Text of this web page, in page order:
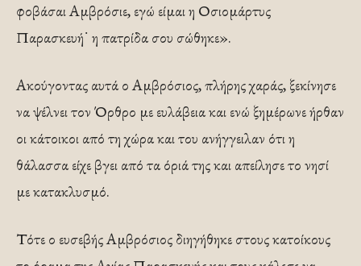
φοβάσαι Αμβρόσιε, εγώ είμαι η Οσιομάρτυς
Παρασκευή˙ η πατρίδα σου σώθηκε».
Ακούγοντας αυτά ο Αμβρόσιος, πλήρης χαράς, ξεκίνησε
να ψέλνει τον Όρθρο με ευλάβεια και ενώ ξημέρωνε ήρθαν
οι κάτοικοι από τη χώρα και του ανήγγειλαν ότι η
θάλασσα είχε βγει από τα όριά της και απείλησε το νησί
με κατακλυσμό.
Τότε ο ευσεβής Αμβρόσιος διηγήθηκε στους κατοίκους